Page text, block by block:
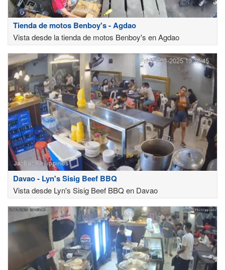
Tienda de motos Benboy's - Agdao
Vista desde la tienda de motos Benboy's en Agdao
Davao - Lyn's Sisig Beef BBQ
Vista desde Lyn's Sisig Beef BBQ en Davao